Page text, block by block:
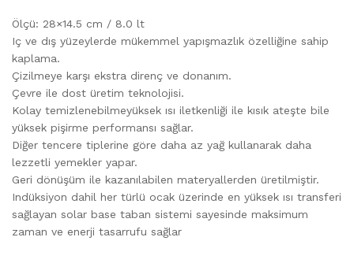
Ölçü: 28×14.5 cm / 8.0 lt
Iç ve dış yüzeylerde mükemmel yapışmazlık özelliğine sahip
kaplama.
Çizilmeye karşı ekstra direnç ve donanım.
Çevre ile dost üretim teknolojisi.
Kolay temizlenebilmeyüksek ısı iletkenliği ile kısık ateşte bile
yüksek pişirme performansı sağlar.
Diğer tencere tiplerine göre daha az yağ kullanarak daha
lezzetli yemekler yapar.
Geri dönüşüm ile kazanılabilen materyallerden üretilmiştir.
Indüksiyon dahil her türlü ocak üzerinde en yüksek ısı transferi
sağlayan solar base taban sistemi sayesinde maksimum
zaman ve enerji tasarrufu sağlar